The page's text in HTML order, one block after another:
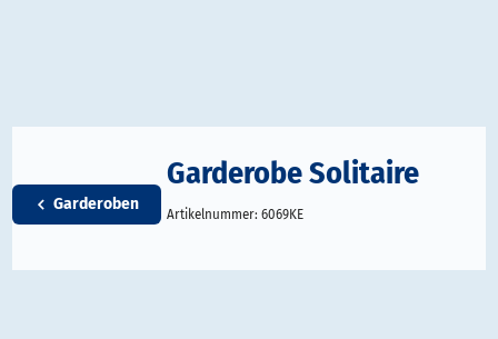
Garderoben
Garderobe Solitaire
Artikelnummer: 6069KE